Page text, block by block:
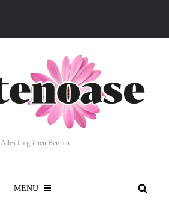
Alles im grünen Bereich
MENU